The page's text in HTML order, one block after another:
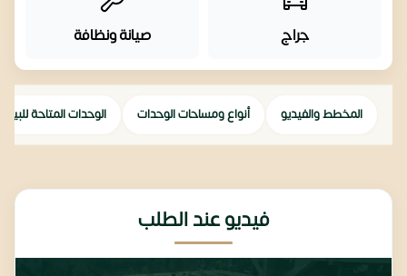
جراج صيانة ونظافة
المخطط والفيديو أنواع ومساحات الوحدات الوحدات المتاحة للبيع
فيديو عند الطلب